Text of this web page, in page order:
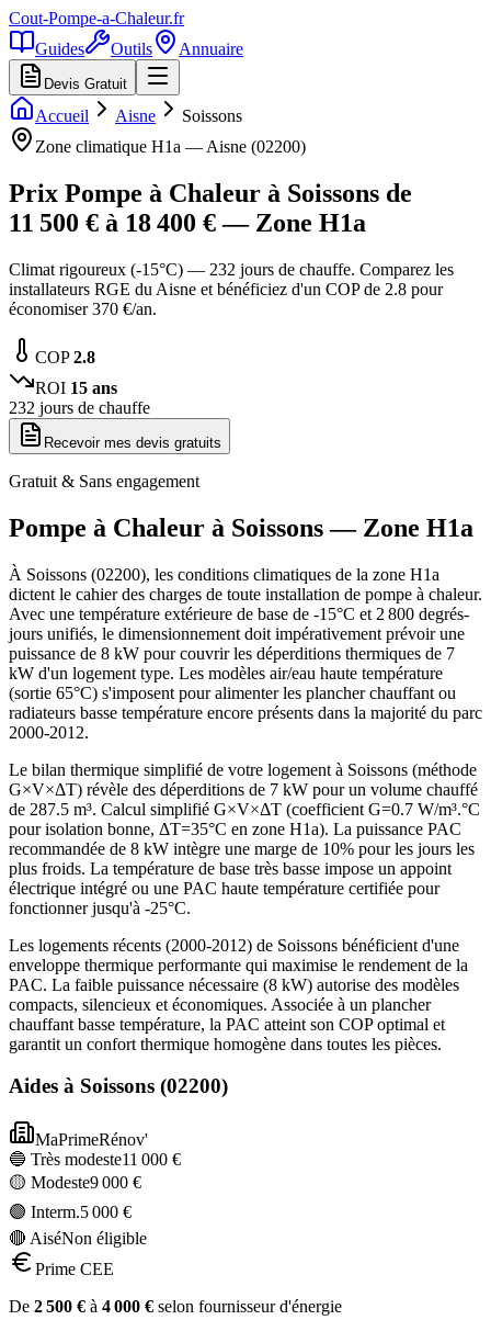
Cout-Pompe-a-Chaleur.fr
Guides
Outils Annuaire
Devis Gratuit
Accueil Aisne
Soissons
Zone climatique H1a — Aisne (02200)
Prix Pompe à Chaleur à Soissons de
11 500 € à 18 400 € — Zone H1a
Climat rigoureux (-15°C) — 232 jours de chauffe. Comparez les
installateurs RGE du Aisne et bénéficiez d'un COP de 2.8 pour
économiser 370 €/an.
COP2.8
ROI 15 ans
232 jours de chauffe
Recevoir mes devis gratuits
Gratuit & Sans engagement
Pompe à Chaleur à Soissons— Zone H1a
À Soissons (02200), les conditions climatiques de la zone H1a
dictent le cahier des charges de toute installation de pompe à chaleur.
Avec une température extérieure de base de -15°C et 2 800 degrés-
jours unifiés, le dimensionnement doit impérativement prévoir une
puissance de 8 kW pour couvrir les déperditions thermiques de 7
kW d'un logement type. Les modèles air/eau haute température
(sortie 65°C) s'imposent pour alimenter les plancher chauffant ou
radiateurs basse température encore présents dans la majorité du parc
2000-2012.
Le bilan thermique simplifié de votre logement à Soissons (méthode
G×V×ΔT) révèle des déperditions de 7 kW pour un volume chauffé
de 287.5 m³. Calcul simplifié G×V×ΔT (coefficient G=0.7 W/m³.°C
pour isolation bonne, ΔT=35°C en zone H1a). La puissance PAC
recommandée de 8 kW intègre une marge de 10% pour les jours les
plus froids. La température de base très basse impose un appoint
électrique intégré ou une PAC haute température certifiée pour
fonctionner jusqu'à -25°C.
Les logements récents (2000-2012) de Soissons bénéficient d'une
enveloppe thermique performante qui maximise le rendement de la
PAC. La faible puissance nécessaire (8 kW) autorise des modèles
compacts, silencieux et économiques. Associée à un plancher
chauffant basse température, la PAC atteint son COP optimal et
garantit un confort thermique homogène dans toutes les pièces.
Aides à Soissons (02200)
MaPrimeRénov'
🔵 Très modeste11 000 €
🟡 Modeste9 000 €
🟣 Interm.5 000 €
🔴 AiséNon éligible
Prime CEE
De 2 500 € à 4 000 € selon fournisseur d'énergie